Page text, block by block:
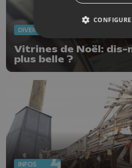
DIVERS
Vitrines de Noël: dis-
plus belle ?
INFOS